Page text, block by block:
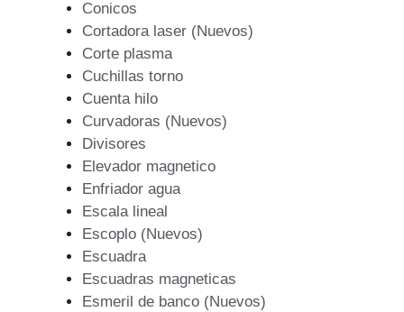
Conicos
Cortadora laser (Nuevos)
Corte plasma
Cuchillas torno
Cuenta hilo
Curvadoras (Nuevos)
Divisores
Elevador magnetico
Enfriador agua
Escala lineal
Escoplo (Nuevos)
Escuadra
Escuadras magneticas
Esmeril de banco (Nuevos)